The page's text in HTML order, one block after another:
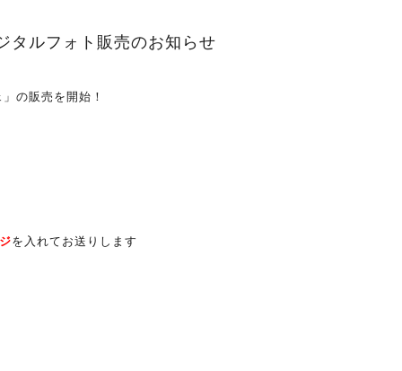
タルフォト販売のお知らせ
の販売を開始！
を入れてお送りします